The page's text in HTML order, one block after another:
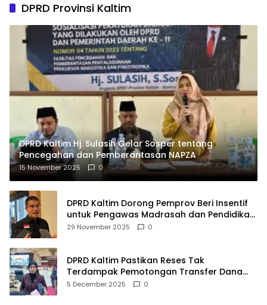
DPRD Provinsi Kaltim
DPRD Kaltim Hj. Sulasih Gelar Sosper tentang
Pencegahan dan Pemberantasan NAPZA
15 November 2025 0
DPRD Kaltim Dorong Pemprov Beri Insentif
untuk Pengawas Madrasah dan Pendidikan
Agama
29 November 2025 0
DPRD Kaltim Pastikan Reses Tak
Terdampak Pemotongan Transfer Dana
Pusat
5 December 2025 0